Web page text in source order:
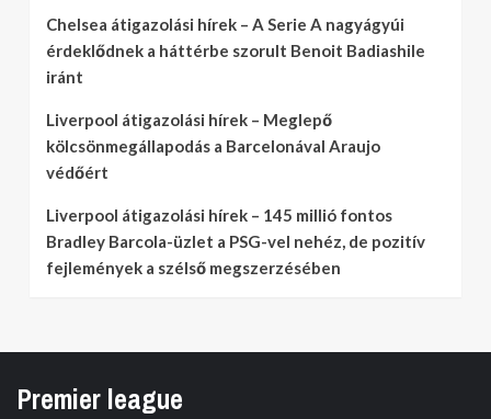
Chelsea átigazolási hírek – A Serie A nagyágyúi
érdeklődnek a háttérbe szorult Benoit Badiashile
iránt
Liverpool átigazolási hírek – Meglepő
kölcsönmegállapodás a Barcelonával Araujo
védőért
Liverpool átigazolási hírek – 145 millió fontos
Bradley Barcola-üzlet a PSG-vel nehéz, de pozitív
fejlemények a szélső megszerzésében
Premier league